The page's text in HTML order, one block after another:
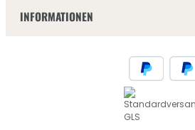
INFORMATIONEN